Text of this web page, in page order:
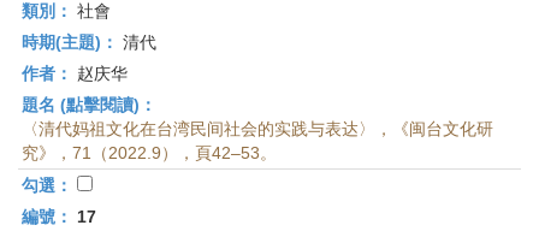
類別： 社會
時期(主題)： 清代
作者：
赵庆华
題名 (點擊閱讀)：
〈清代妈祖文化在台湾民间社会的实践与表达〉，《闽台文化研
究》，71（2022.9），頁42–53。
勾選：
編號：
17